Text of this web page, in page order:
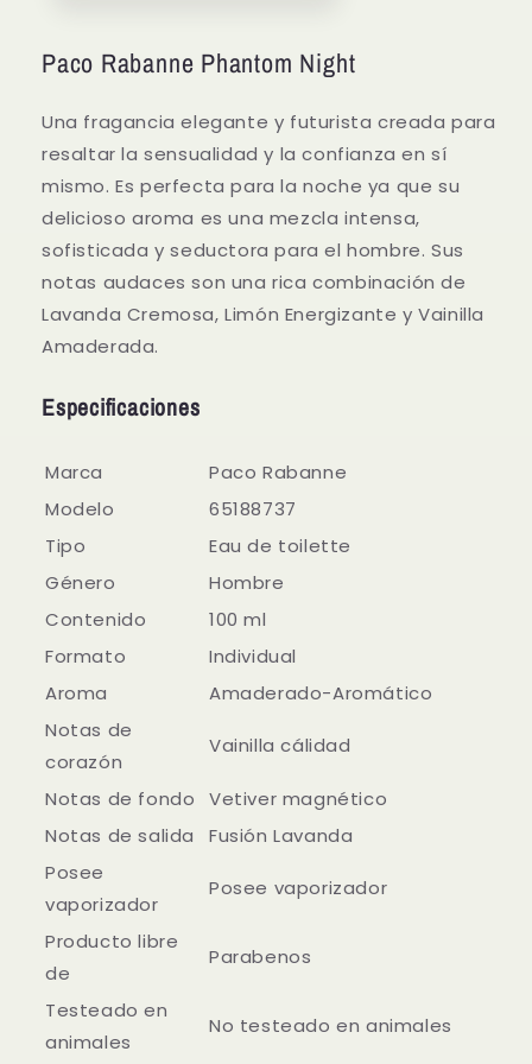
Paco Rabanne Phantom Night
Una fragancia elegante y futurista creada para
resaltar la sensualidad y la confianza en sí
mismo. Es perfecta para la noche ya que su
delicioso aroma es una mezcla intensa,
sofisticada y seductora para el hombre. Sus
notas audaces son una rica combinación de
Lavanda Cremosa, Limón Energizante y Vainilla
Amaderada.
Especificaciones
Marca
Paco Rabanne
Modelo
65188737
Tipo
Eau de toilette
Género
Hombre
Contenido
100 ml
Formato
Individual
Aroma
Amaderado-Aromático
Notas de
corazón
Vainilla cálidad
Notas de fondo
Vetiver magnético
Notas de salida
Fusión Lavanda
Posee
vaporizador
Posee vaporizador
Producto libre
de
Parabenos
Testeado en
animales
No testeado en animales